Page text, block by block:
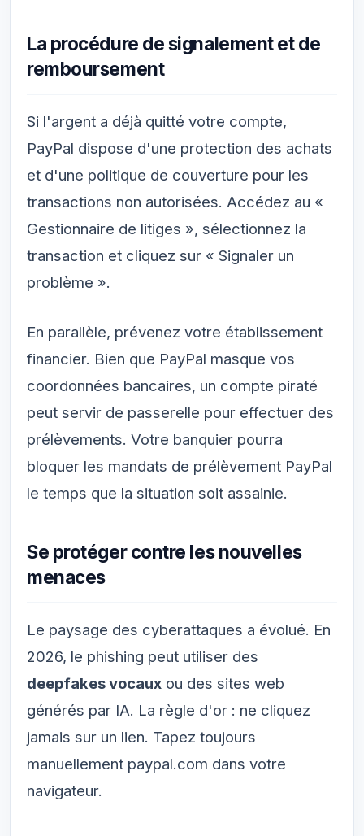
La procédure de signalement et de
remboursement
Si l'argent a déjà quitté votre compte,
PayPal dispose d'une protection des achats
et d'une politique de couverture pour les
transactions non autorisées. Accédez au «
Gestionnaire de litiges », sélectionnez la
transaction et cliquez sur « Signaler un
problème ».
En parallèle, prévenez votre établissement
financier. Bien que PayPal masque vos
coordonnées bancaires, un compte piraté
peut servir de passerelle pour effectuer des
prélèvements. Votre banquier pourra
bloquer les mandats de prélèvement PayPal
le temps que la situation soit assainie.
Se protéger contre les nouvelles
menaces
Le paysage des cyberattaques a évolué. En
2026, le phishing peut utiliser des
deepfakes vocaux ou des sites web
générés par IA. La règle d'or : ne cliquez
jamais sur un lien. Tapez toujours
manuellement paypal.com dans votre
navigateur.